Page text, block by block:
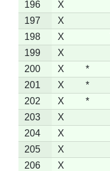
196
X
197
X
198
X
199
X
200
X *
201
X *
202
X *
203
X
204
X
205
X
206
X